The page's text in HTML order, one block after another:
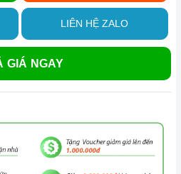
LIÊN HỆ ZALO
GIÁ NGAY